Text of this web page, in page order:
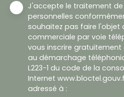
J'accepte le traitement
personnelles
souhaitez pas faire l'objet
commerciale par voie
vous inscrire
au démarchage
L223-1 du code de la
Internet
adressé à :